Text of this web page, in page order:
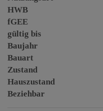
HWB
fGEE
gültig bis
Baujahr
Bauart
Zustand
Hauszustand
Beziehbar